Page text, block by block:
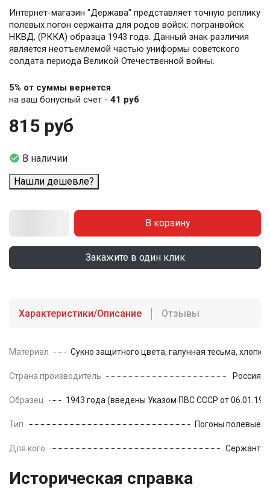
Интернет-магазин "Держава" представляет точную реплику
полевых погон сержанта для родов войск: погранвойск
НКВД, (РККА) образца 1943 года. Данный знак различия
является неотъемлемой частью униформы советского
солдата периода Великой Отечественной войны.
5% от суммы вернется
на ваш бонусный счет - 41 руб
815 руб
 В наличии
Нашли дешевле?
В корзину
Закажите в один клик
Характеристики/Описание Отзывы
Материал Сукно защитного цвета, галунная тесьма,
Страна производитель Россия
Образец 1943 года (введены Указом ПВС СССР от
Тип Погоны полевые
Для кого Сержант
Историческая справка